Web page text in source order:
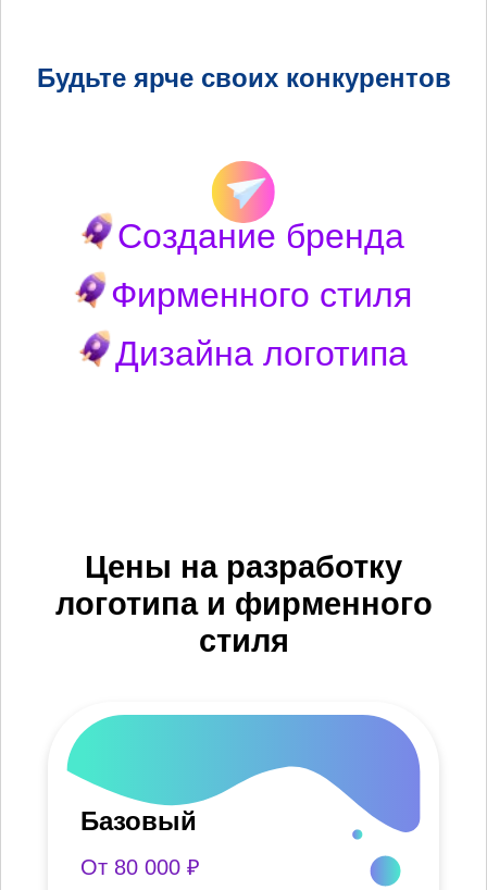
Будьте ярче своих конкурентов
Создание бренда
Фирменного стиля
Дизайна логотипа
Цены на разработку
логотипа и фирменного
стиля
Базовый
От 80 000 ₽